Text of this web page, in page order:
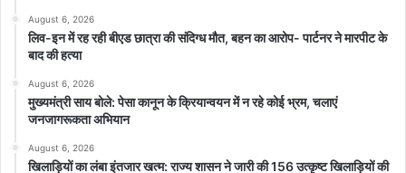
August 6, 2026
लिव-इन में रह रही बीएड छात्रा की संदिग्ध मौत, बहन का आरोप- पार्टनर ने मारपीट के
बाद की हत्या
August 6, 2026
मुख्यमंत्री साय बोले: पेसा कानून के क्रियान्वयन में न रहे कोई भ्रम, चलाएं
जनजागरूकता अभियान
August 6, 2026
खिलाड़ियों का लंबा इंतजार खत्म: राज्य शासन ने जारी की 156 उत्कृष्ट खिलाड़ियों की